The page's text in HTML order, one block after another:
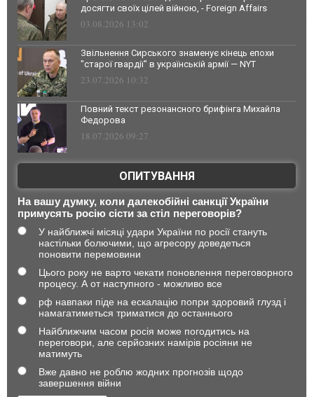
досягти своїх цілей війною, - Foreign Affairs
03.08.2026 13:02
Звільнення Сирського знаменує кінець епохи
"старої гвардії" в українській армії — NYT
23.07.2026 10:32
Повний текст резонансного брифінга Михайла
Федорова
18.07.2026 09:27
ОПИТУВАННЯ
На вашу думку, коли далекобійні санкції України
примусять росію сісти за стіл переговорів?
У найближчі місяці удари України по росії стануть
настільки болючими, що агресору доведеться
поновити перемовини
Цього року не варто чекати поновлення переговорного
процесу. А от наступного - можливо все
рф навпаки піде на ескалацію попри здоровий глузд і
намагатиметься триматися до останнього
Найближчим часом росія може погодитись на
переговори, але серйозних намірів росіяни не
матимуть
Вже давно не роблю жодних прогнозів щодо
завершення війни